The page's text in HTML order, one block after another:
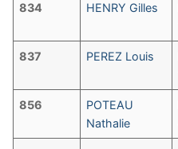
834 HENRY Gilles
837 PEREZ Louis
856
POTEAU
Nathalie